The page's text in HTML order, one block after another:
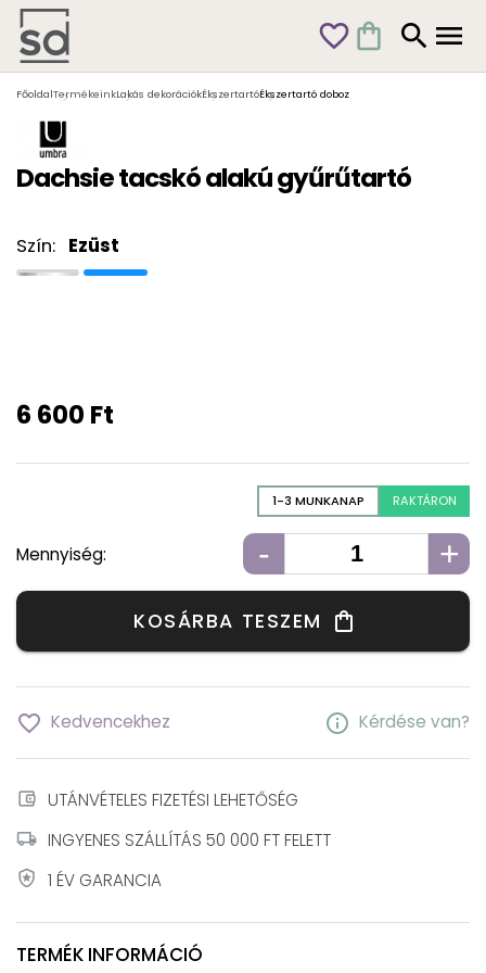
favorite_outline shopping_bag search menu
FőoldalTermékeinkLakás dekorációkÉkszertartóÉkszertartó doboz
Dachsie tacskó alakú gyűrűtartó
6 600 Ft
Szín: Ezüst
1-3 MUNKANAP RAKTÁRON
Mennyiség: - +
KOSÁRBA TESZEM shopping_bag
favorite_border Kedvencekhez info Kérdése van?
account_balance_wallet UTÁNVÉTELES FIZETÉSI LEHETŐSÉG
local_shipping INGYENES SZÁLLÍTÁS 50 000 FT FELETT
local_police 1 ÉV GARANCIA
TERMÉK INFORMÁCIÓ